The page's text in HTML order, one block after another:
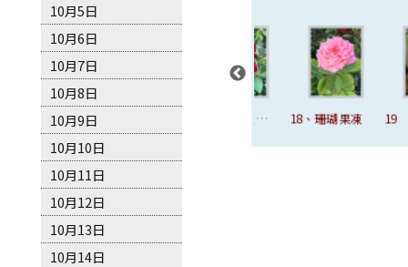
10月5日
10月6日
10月7日
10月8日
10月9日
10月10日
10月11日
10月12日
10月13日
10月14日
16、My Rose 18、珊瑚果凍 19